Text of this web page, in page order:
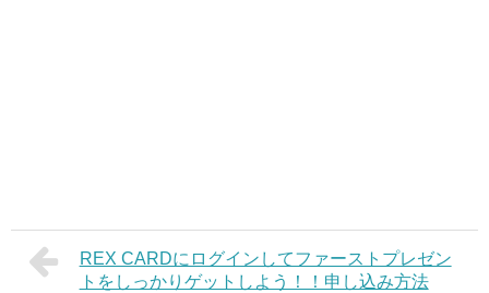
REX CARDにログインしてファーストプレゼン
トをしっかりゲットしよう！！申し込み方法